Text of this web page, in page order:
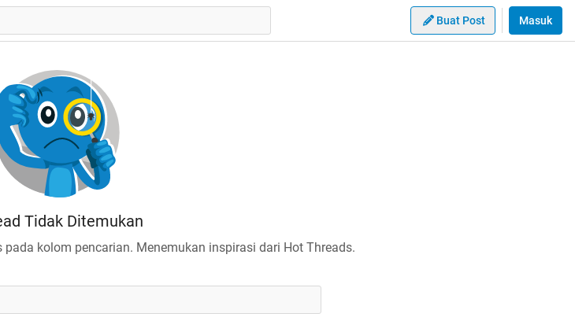
Buat Post Masuk
Tidak Ditemukan
kolom pencarian. Menemukan inspirasi dari Hot Threads.